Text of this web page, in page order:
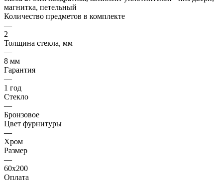
магнитка, петельный
Количество предметов в комплекте
—
2
Толщина стекла, мм
—
8 мм
Гарантия
—
1 год
Стекло
—
Бронзовое
Цвет фурнитуры
—
Хром
Размер
—
60x200
Оплата